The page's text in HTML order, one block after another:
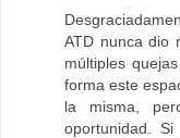
ATD nunca dio
múltiples
forma este
la misma,
oportunidad.